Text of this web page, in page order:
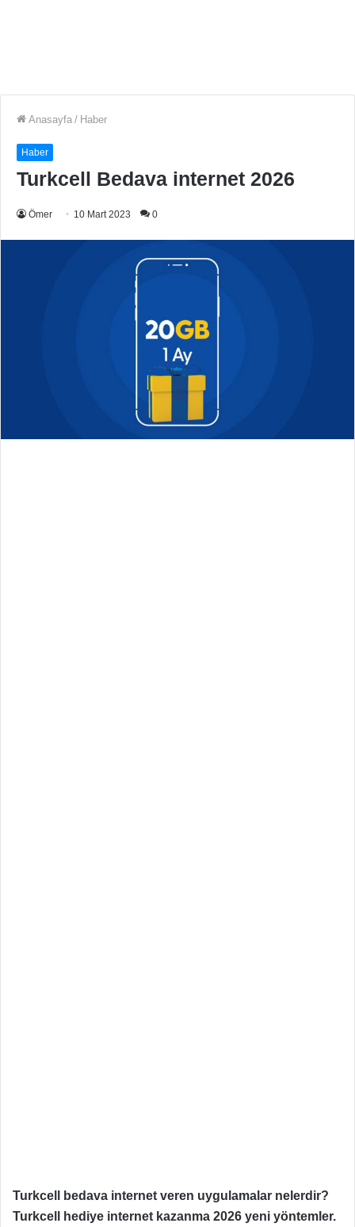
Anasayfa / Haber
Haber
Turkcell Bedava internet 2026
Ömer 10 Mart 2023 0
Turkcell bedava internet veren uygulamalar nelerdir?
Turkcell hediye internet kazanma 2026 yeni yöntemler.